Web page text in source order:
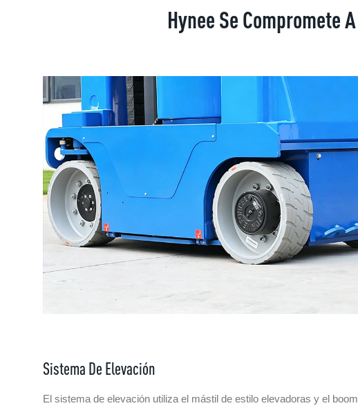
Hynee Se Compromete
Sistema De Elevación
El sistema de elevación utiliza el mástil de estilo elevadoras y el